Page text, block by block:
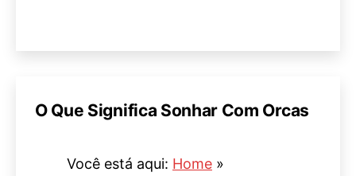
O Que Significa Sonhar Com Orcas
Você está aqui: Home »